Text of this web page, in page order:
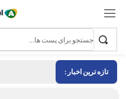
تازه ترین اخبار :